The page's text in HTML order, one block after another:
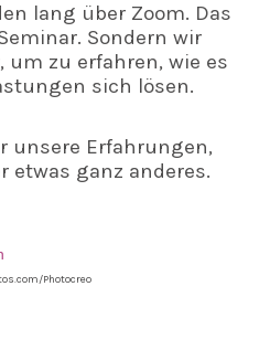
lang über Zoom. Das
Sondern wir
um zu erfahren, wie es
sich lösen.
unsere Erfahrungen,
etwas ganz anderes.
Photocreo